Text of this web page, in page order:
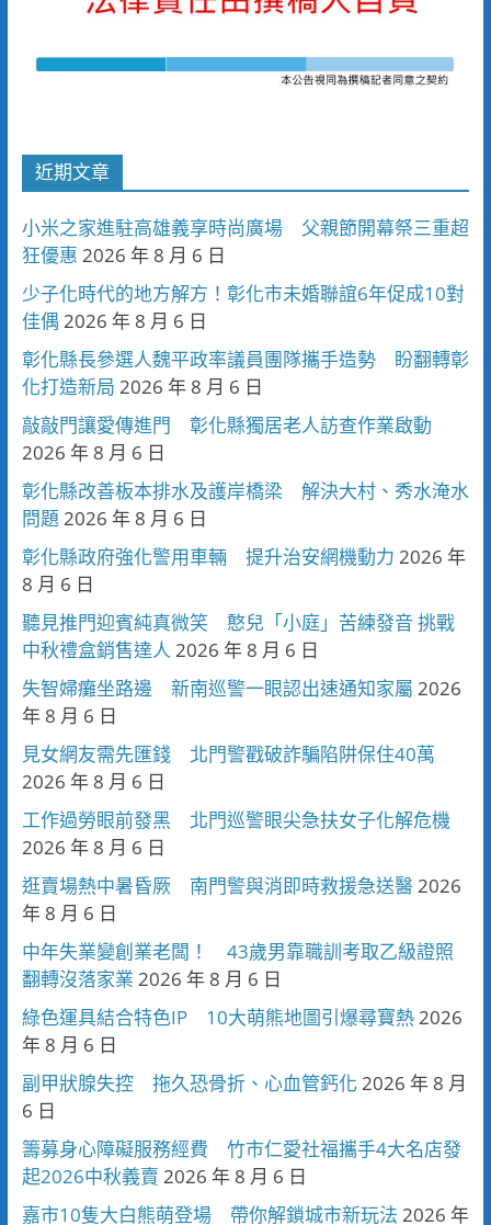
近期文章
小米之家進駐高雄義享時尚廣場 父親節開幕祭三重超
狂優惠 2026 年 8 月 6 日
少子化時代的地方解方！彰化市未婚聯誼6年促成10對
佳偶 2026 年 8 月 6 日
彰化縣長參選人魏平政率議員團隊攜手造勢 盼翻轉彰
化打造新局 2026 年 8 月 6 日
敲敲門讓愛傳進門 彰化縣獨居老人訪查作業啟動
2026 年 8 月 6 日
彰化縣改善板本排水及護岸橋梁 解決大村、秀水淹水
問題 2026 年 8 月 6 日
彰化縣政府強化警用車輛 提升治安網機動力 2026 年
8 月 6 日
聽見推門迎賓純真微笑 憨兒「小庭」苦練發音 挑戰
中秋禮盒銷售達人 2026 年 8 月 6 日
失智婦癱坐路邊 新南巡警一眼認出速通知家屬 2026
年 8 月 6 日
見女網友需先匯錢 北門警戳破詐騙陷阱保住40萬
2026 年 8 月 6 日
工作過勞眼前發黑 北門巡警眼尖急扶女子化解危機
2026 年 8 月 6 日
逛賣場熱中暑昏厥 南門警與消即時救援急送醫2026
年 8 月 6 日
中年失業變創業老闆！ 43歲男靠職訓考取乙級證照
翻轉沒落家業 2026 年 8 月 6 日
綠色運具結合特色IP 10大萌熊地圖引爆尋寶熱2026
年 8 月 6 日
副甲狀腺失控 拖久恐骨折、心血管鈣化 2026 年 8 月
6 日
籌募身心障礙服務經費 竹市仁愛社福攜手4大名店發
起2026中秋義賣 2026 年 8 月 6 日
嘉市10隻大白熊萌登場 帶你解鎖城市新玩法 2026 年